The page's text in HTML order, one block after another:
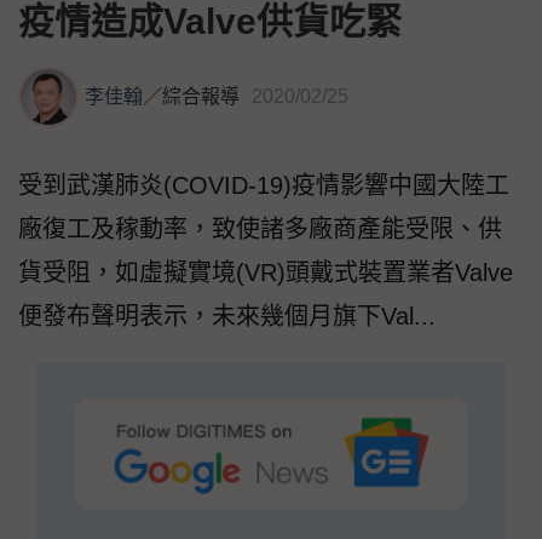
疫情造成Valve供貨吃緊
李佳翰／綜合報導 2020/02/25
受到武漢肺炎(COVID-19)疫情影響中國大陸工
廠復工及稼動率，致使諸多廠商產能受限、供
貨受阻，如虛擬實境(VR)頭戴式裝置業者Valve
便發布聲明表示，未來幾個月旗下Val...